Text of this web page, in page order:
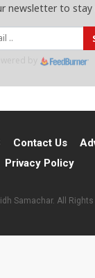
newsletter to stay
Contact Us
Privacy Policy
Samachar. All